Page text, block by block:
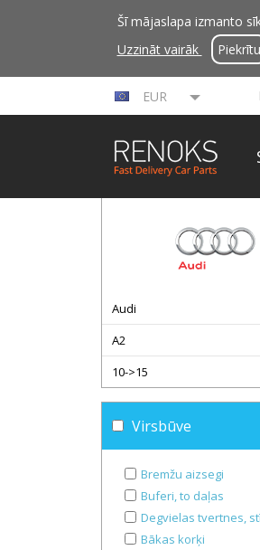
Šī mājaslapa izmanto
Uzzināt vairāk
Piekrītu
EUR
Audi
A2
10->15
Virsbūve
Bremžu aizsegi
Buferi, to daļas
Degvielas tvertnes,
Bākas korķi